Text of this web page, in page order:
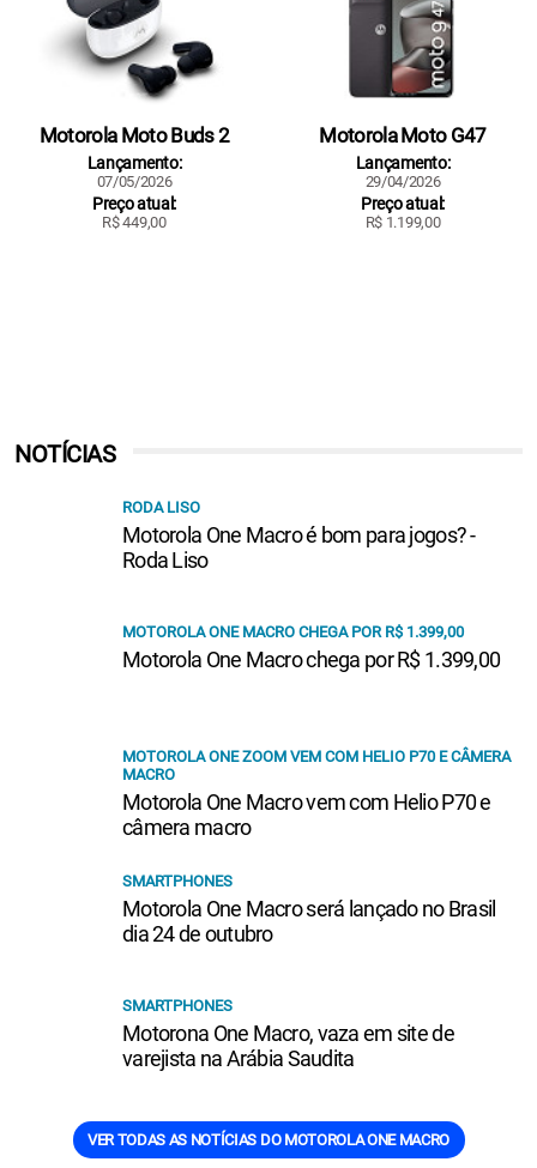
Motorola Moto Buds 2
Lançamento:
07/05/2026
Preço atual:
R$ 449,00
Motorola Moto G47
Lançamento:
29/04/2026
Preço atual:
R$ 1.199,00
NOTÍCIAS
RODA LISO
Motorola One Macro é bom para jogos? -
Roda Liso
MOTOROLA ONE MACRO CHEGA POR R$ 1.399,00
Motorola One Macro chega por R$ 1.399,00
MOTOROLA ONE ZOOM VEM COM HELIO P70 E CÂMERA
MACRO
Motorola One Macro vem com Helio P70 e
câmera macro
SMARTPHONES
Motorola One Macro será lançado no Brasil
dia 24 de outubro
SMARTPHONES
Motorona One Macro, vaza em site de
varejista na Arábia Saudita
VER TODAS AS NOTÍCIAS DO MOTOROLA ONE MACRO